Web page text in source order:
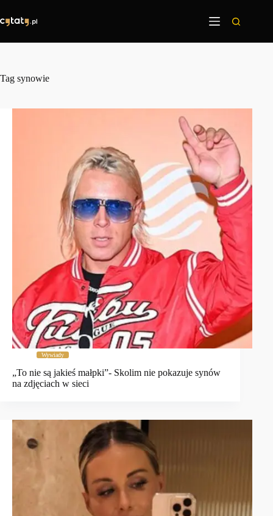
treści
Tag synowie
Wywiady
„To nie są jakieś małpki”- Skolim nie pokazuje synów
na zdjęciach w sieci